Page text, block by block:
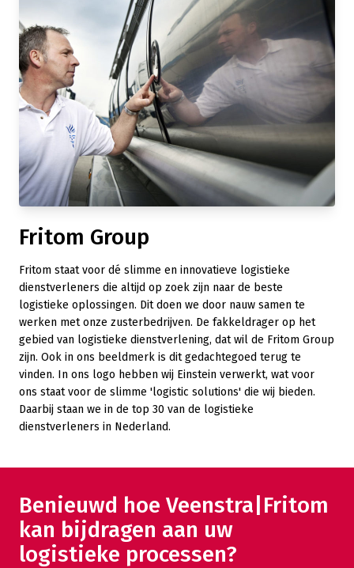
Fritom Group
Fritom staat voor dé slimme en innovatieve logistieke
dienstverleners die altijd op zoek zijn naar de beste
logistieke oplossingen. Dit doen we door nauw samen te
werken met onze zusterbedrijven. De fakkeldrager op het
gebied van logistieke dienstverlening, dat wil de Fritom Group
zijn. Ook in ons beeldmerk is dit gedachtegoed terug te
vinden. In ons logo hebben wij Einstein verwerkt, wat voor
ons staat voor de slimme 'logistic solutions' die wij bieden.
Daarbij staan we in de top 30 van de logistieke
dienstverleners in Nederland.
Benieuwd hoe Veenstra|Fritom
kan bijdragen aan uw
logistieke processen?